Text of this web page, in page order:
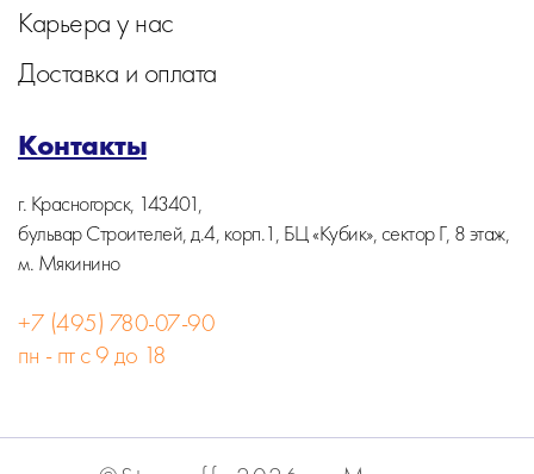
Карьера у нас
Доставка и оплата
Контакты
г. Красногорск, 143401,
бульвар Строителей, д.4, корп.1, БЦ «Кубик», сектор Г, 8 этаж,
м. Мякинино
+7 (495) 780-07-90
пн - пт с 9 до 18